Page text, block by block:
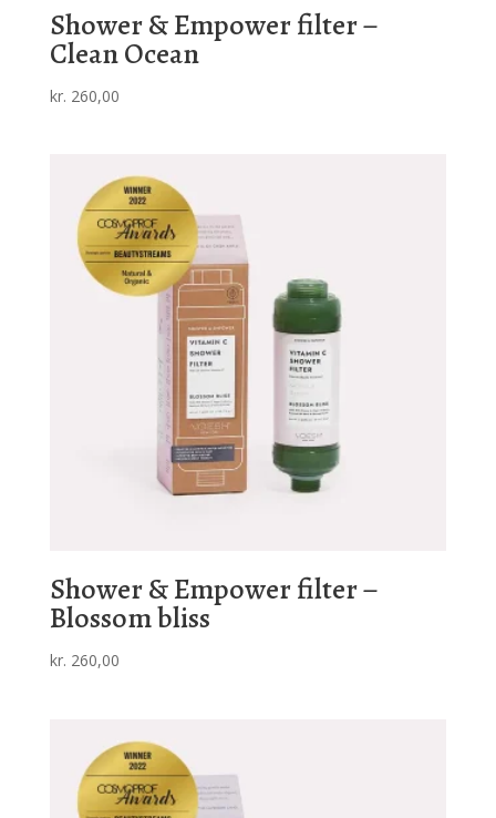
Shower & Empower filter –
Clean Ocean
kr. 260,00
Shower & Empower filter –
Blossom bliss
kr. 260,00